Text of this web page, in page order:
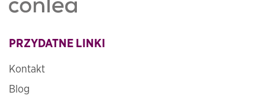
PRZYDATNE LINKI
Kontakt
Blog